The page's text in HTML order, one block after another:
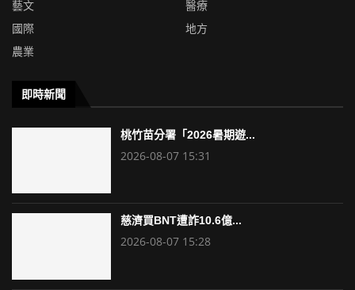
藝文
醫療
國際
地方
農業
即時新聞
桃竹苗分署「2026暑期遊...
2026-08-07 15:31
慈濟買BNT遭詐10.6億...
2026-08-07 15:28